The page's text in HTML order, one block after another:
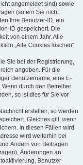
angemeldet sind) sowie
(sofern Sie nicht
Ihre Benutzer-ID, ein
ID gespeichert. Die
von einem Jahr. Alle
„Alle Cookies löschen“
Sie bei der Registrierung,
angeben. Für die
Benutzername, eine E-
durch den Betreiber
so ist dies für Sie vor
erstellen, so werden
Gleiches gilt, wenn
In diesen Fällen wird
wird weiterhin bei
Ändern von Beiträgen
Änderungen an
Benutzer-